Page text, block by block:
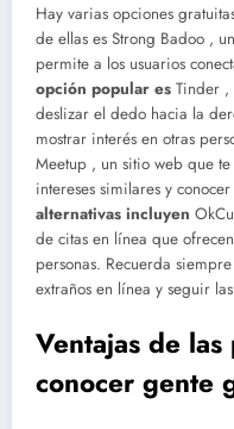
Hay varias opciones
de ellas es Strong Badoo ,
permite a los usuarios
opción popular es Tinder ,
deslizar el dedo hacia la
mostrar interés en otras
Meetup , un sitio web que
intereses similares y
alternativas incluyen
de citas en línea que
personas. Recuerda
extraños en línea y seguir
Ventajas de las
conocer gente